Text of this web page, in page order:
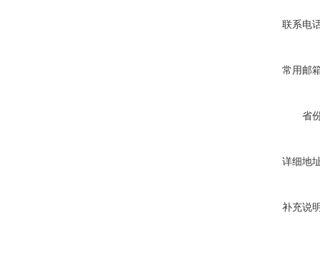
联系电
常用邮
省
详细地
补充说